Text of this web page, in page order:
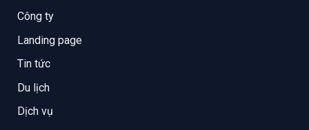
Công ty
Landing page
Tin tức
Du lịch
Dịch vụ